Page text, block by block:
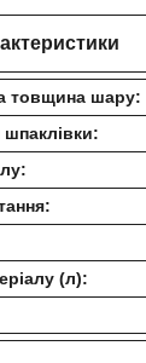
товщина шару:
(л):